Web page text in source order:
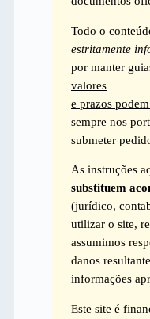
Todo o
estritamente
por manter
valores
e prazos
sempre nos
submeter
As instruções
substituem
(jurídico,
utilizar o site,
assumimos
danos
informações
Este site é